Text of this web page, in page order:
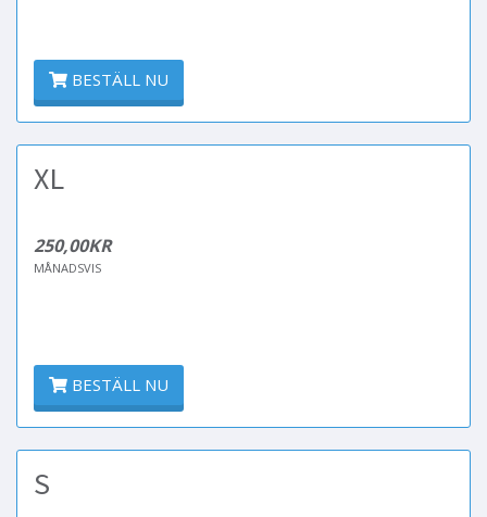
BESTÄLL NU
XL
250,00KR
MÅNADSVIS
BESTÄLL NU
S